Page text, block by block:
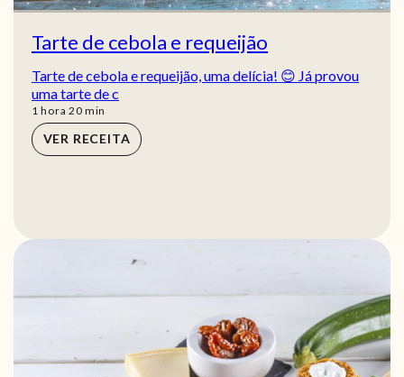
Tarte de cebola e requeijão
Tarte de cebola e requeijão, uma delícia! 😊 Já provou
uma tarte de c
1 hora
hora 20min
min
VER RECEITA